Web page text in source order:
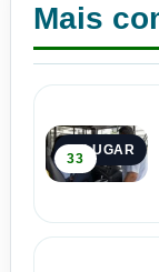
Mais
1º LUGAR
33